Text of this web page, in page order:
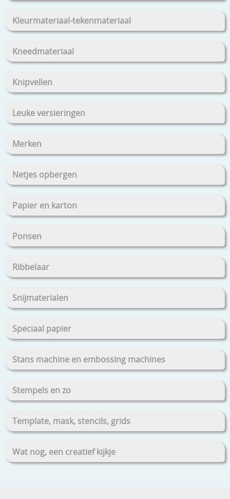
Kleurmateriaal-tekenmateriaal
Kneedmateriaal
Knipvellen
Leuke versieringen
Merken
Netjes opbergen
Papier en karton
Ponsen
Ribbelaar
Snijmaterialen
Speciaal papier
Stans machine en embossing machines
Stempels en zo
Template, mask, stencils, grids
Wat nog, een creatief kijkje